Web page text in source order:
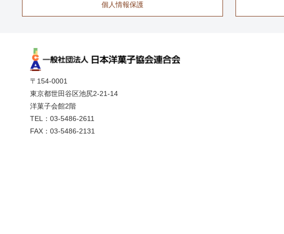
個人情報保護
〒154-0001
東京都世田谷区池尻2-21-14
洋菓子会館2階
TEL：03-5486-2611
FAX：03-5486-2131